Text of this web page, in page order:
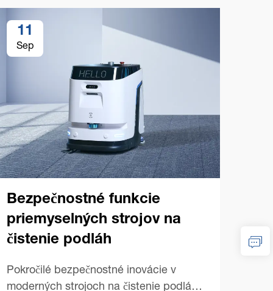
11
Sep
Bezpečnostné funkcie
priemyselných strojov na
čistenie podláh
Pokročilé bezpečnostné inovácie v
moderných strojoch na čistenie podláh